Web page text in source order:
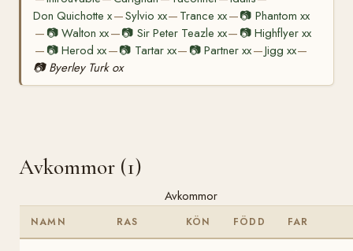
Don Quichotte x—Sylvio xx— Trance xx—📷 Phantom xx
— 📷Walton xx—📷 Sir Peter Teazle xx— 📷Highflyer xx
— 📷Herod xx—📷 Tartar xx— 📷Partner xx—Jigg xx—
📷 Byerley Turk ox
Avkommor (1)
Avkommor
NAMN RAS KÖN FÖDD FAR